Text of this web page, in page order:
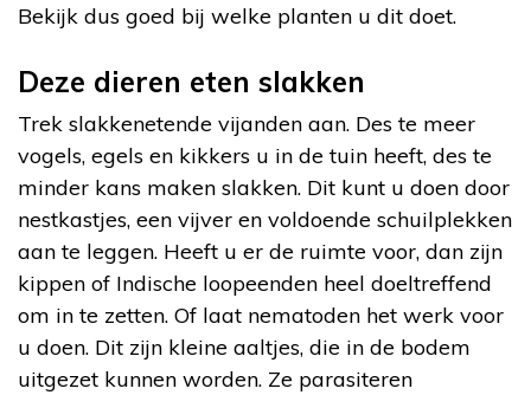
Bekijk dus goed bij welke planten u dit doet.
Deze dieren eten slakken
Trek slakkenetende vijanden aan. Des te meer
vogels, egels en kikkers u in de tuin heeft, des te
minder kans maken slakken. Dit kunt u doen door
nestkastjes, een vijver en voldoende schuilplekken
aan te leggen. Heeft u er de ruimte voor, dan zijn
kippen of Indische loopeenden heel doeltreffend
om in te zetten. Of laat nematoden het werk voor
u doen. Dit zijn kleine aaltjes, die in de bodem
uitgezet kunnen worden. Ze parasiteren